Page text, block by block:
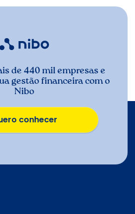
de 440 mil empresas e
gestão financeira com o
Nibo
conhecer